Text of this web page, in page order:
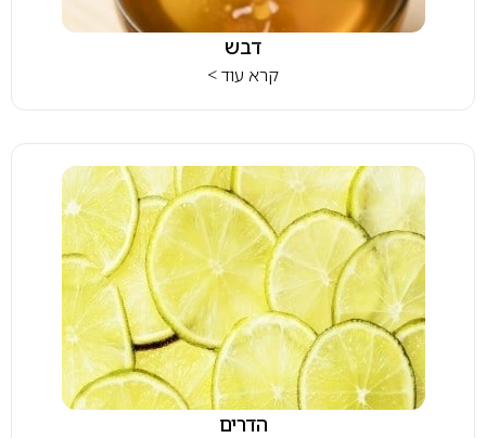
דבש
קרא עוד >
הדרים